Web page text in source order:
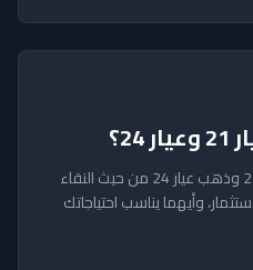
تعرف على الفرق بين ذهب عيار 21 وذهب عيار 24 من حيث النقاء
وأيهما يناسب احتياجاتك